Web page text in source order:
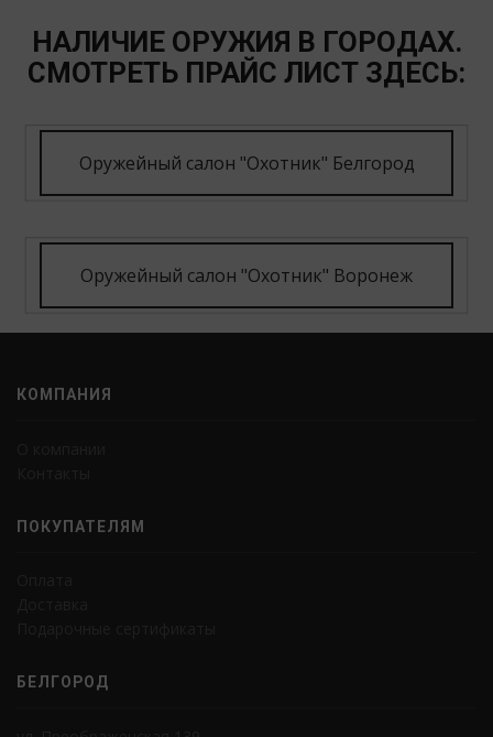
НАЛИЧИЕ ОРУЖИЯ В ГОРОДАХ.
СМОТРЕТЬ ПРАЙС ЛИСТ ЗДЕСЬ:
Оружейный салон "Охотник" Белгород
Оружейный салон "Охотник" Воронеж
КОМПАНИЯ
ПОКУПАТЕЛЯМ
БЕЛГОРОД